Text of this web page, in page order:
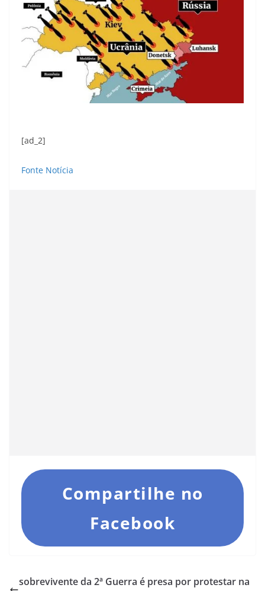
[ad_2]
Fonte Notícia
Compartilhe no
Facebook
sobrevivente da 2ª Guerra é presa por protestar na